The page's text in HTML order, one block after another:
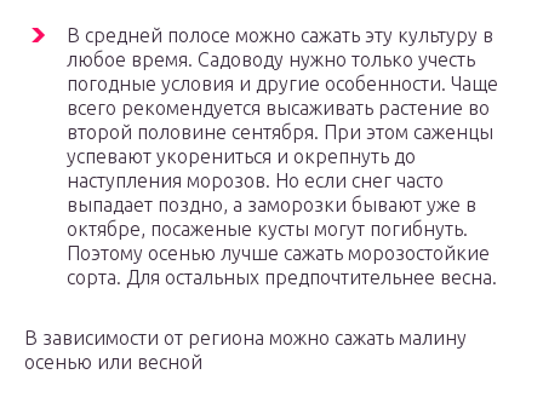
В средней полосе можно сажать эту культуру в
любое время. Садоводу нужно только учесть
погодные условия и другие особенности. Чаще
всего рекомендуется высаживать растение во
второй половине сентября. При этом саженцы
успевают укорениться и окрепнуть до
наступления морозов. Но если снег часто
выпадает поздно, а заморозки бывают уже в
октябре, посаженые кусты могут погибнуть.
Поэтому осенью лучше сажать морозостойкие
сорта. Для остальных предпочтительнее весна.
В зависимости от региона можно сажать малину
осенью или весной